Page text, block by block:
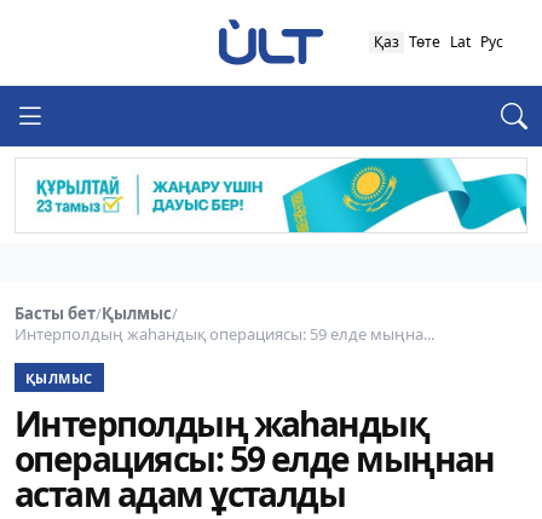
Қаз Төте Lat Рус
Басты бет/Қылмыс/
Интерполдың жаһандық операциясы: 59 елде мыңна...
ҚЫЛМЫС
Интерполдың жаһандық
операциясы: 59 елде мыңнан
астам адам ұсталды